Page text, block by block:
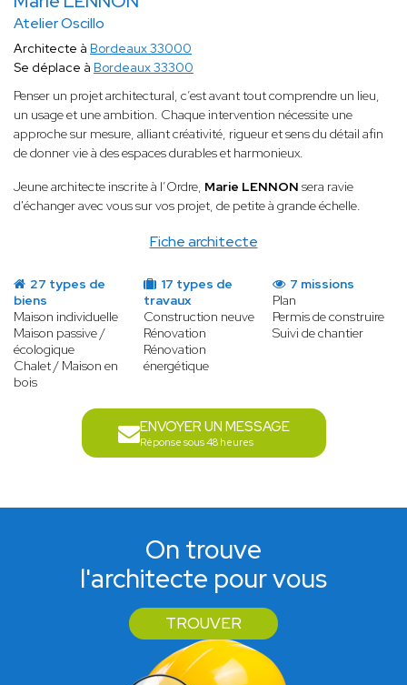
Atelier Oscillo
Fiche architecte
Architecte à Bordeaux 33000
Se déplace à Bordeaux 33300
Penser un projet architectural, c’est avant tout comprendre un lieu,
un usage et une ambition. Chaque intervention nécessite une
approche sur mesure, alliant créativité, rigueur et sens du détail afin
de donner vie à des espaces durables et harmonieux.
Jeune architecte inscrite à l’Ordre, Marie LENNON sera ravie
d'échanger avec vous sur vos projet, de petite à grande échelle.
27 types de
biens
Maison individuelle
Maison passive /
écologique
Chalet / Maison en
bois
17 types de
travaux
Construction neuve
Rénovation
Rénovation
énergétique
7 missions
Plan
Permis de construire
Suivi de chantier
ENVOYER UN MESSAGE
Réponse sous 48 heures
On trouve
l'architecte pour vous
TROUVER